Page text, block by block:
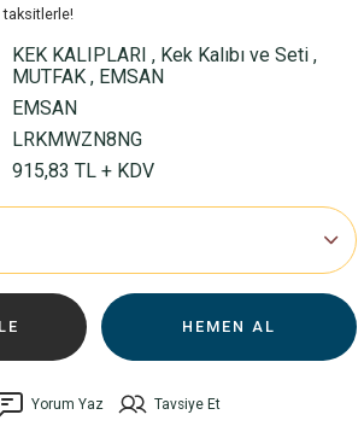
taksitlerle!
KEK KALIPLARI , Kek Kalıbı ve Seti ,
MUTFAK , EMSAN
EMSAN
LRKMWZN8NG
915,83 TL + KDV
HEMEN AL
Yorum Yaz Tavsiye Et